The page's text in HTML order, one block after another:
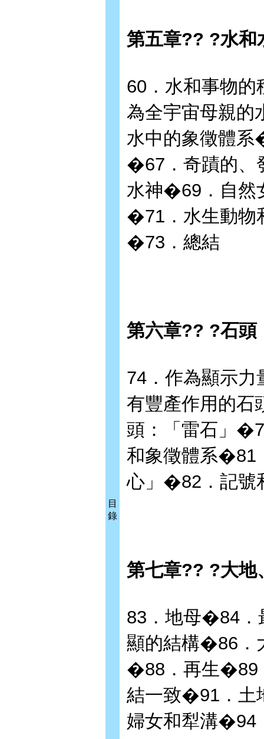
目
錄
第五章?? ?水和
60．水和事物
為全宇宙母親
水中的象徵體
�67．奇蹟的、
水神�69．自然
�71．水生動物
�73．總結
第六章?? ?石頭
74．作為顯示
有豐產作用的
頭：「雷石」
和象徵體系�81
心」�82．記號
第七章?? ?大地
83．地母�84．
顯的結構�86．
�88．再生�89
結一致�91．土
婦女和犁溝�94